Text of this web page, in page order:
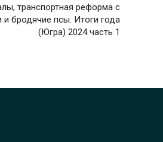
транспортная реформа с
и бродячие псы. Итоги года
(Югра) 2024 часть 1